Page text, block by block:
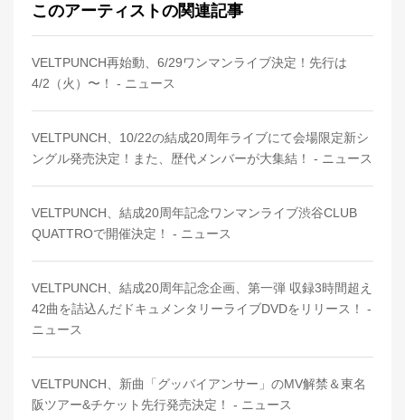
このアーティストの関連記事
VELTPUNCH再始動、6/29ワンマンライブ決定！先行は
4/2（火）〜！ - ニュース
VELTPUNCH、10/22の結成20周年ライブにて会場限定新シ
ングル発売決定！また、歴代メンバーが大集結！ - ニュース
VELTPUNCH、結成20周年記念ワンマンライブ渋谷CLUB
QUATTROで開催決定！ - ニュース
VELTPUNCH、結成20周年記念企画、第一弾 収録3時間超え
42曲を詰込んだドキュメンタリーライブDVDをリリース！ -
ニュース
VELTPUNCH、新曲「グッバイアンサー」のMV解禁＆東名
阪ツアー&チケット先行発売決定！ - ニュース